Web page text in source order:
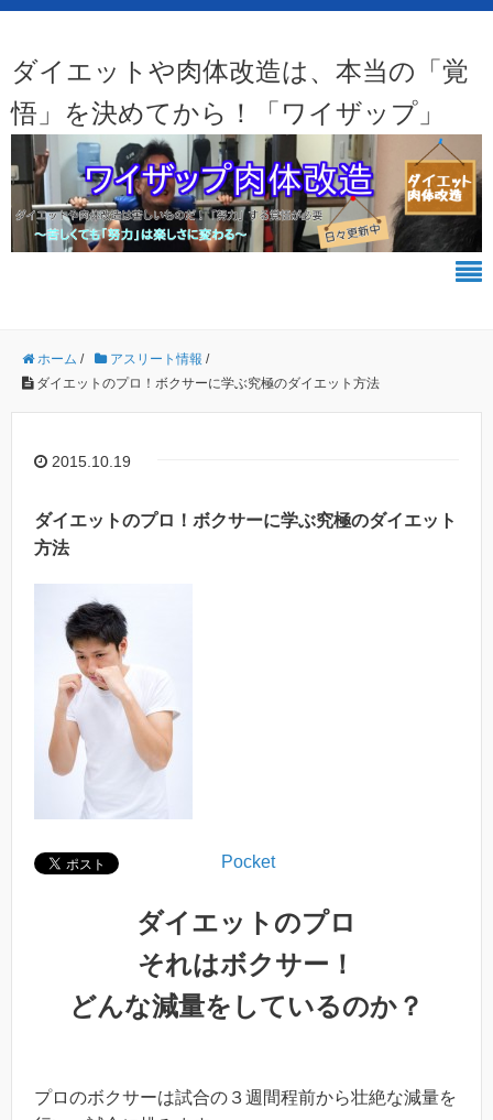
ダイエットや肉体改造は、本当の「覚
悟」を決めてから！「ワイザップ」
ホーム / アスリート情報 /
ダイエットのプロ！ボクサーに学ぶ究極のダイエット方法
2015.10.19
ダイエットのプロ！ボクサーに学ぶ究極のダイエット
方法
Pocket
ダイエットのプロ
それはボクサー！
どんな減量をしているのか？
プロのボクサーは試合の３週間程前から壮絶な減量を